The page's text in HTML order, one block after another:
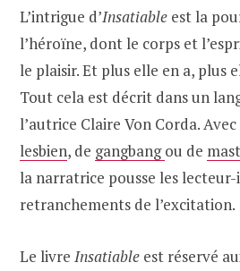
L’intrigue d’Insatiable est la
l’héroïne, dont le corps et
le plaisir. Et plus elle en a, plus
Tout cela est décrit dans un
l’autrice Claire Von Corda. Avec
lesbien, de gangbangou de
la narratrice pousse les lecteur-
retranchements de l’excitation.
Le livre Insatiable est réservé